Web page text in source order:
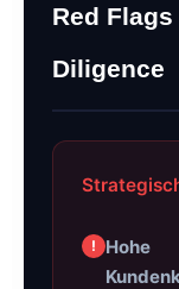
Red
Diligence
Hohe